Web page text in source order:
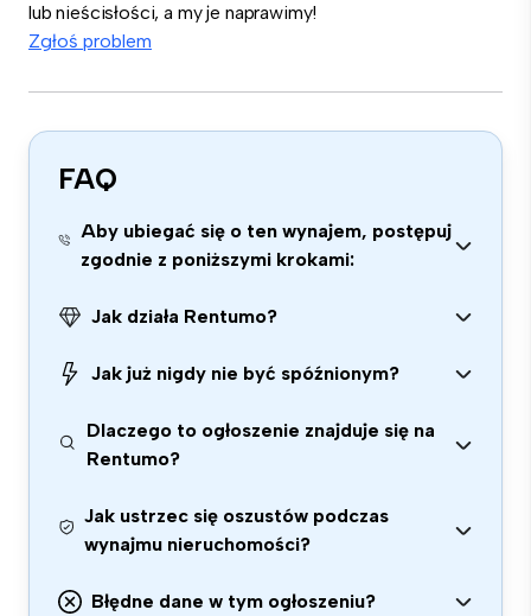
lub nieścisłości, a my je naprawimy!
Zgłoś problem
FAQ
Aby ubiegać się o ten wynajem, postępuj
zgodnie z poniższymi krokami:
Jak działa Rentumo?
Jak już nigdy nie być spóźnionym?
Dlaczego to ogłoszenie znajduje się na
Rentumo?
Jak ustrzec się oszustów podczas
wynajmu nieruchomości?
Błędne dane w tym ogłoszeniu?